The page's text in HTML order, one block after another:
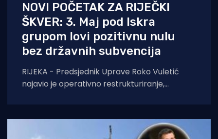
NOVI POČETAK ZA RIJEČKI
ŠKVER: 3. Maj pod Iskra
grupom lovi pozitivnu nulu
bez državnih subvencija
RIJEKA - Predsjednik Uprave Roko Vuletić
najavio je operativno restrukturiranje,